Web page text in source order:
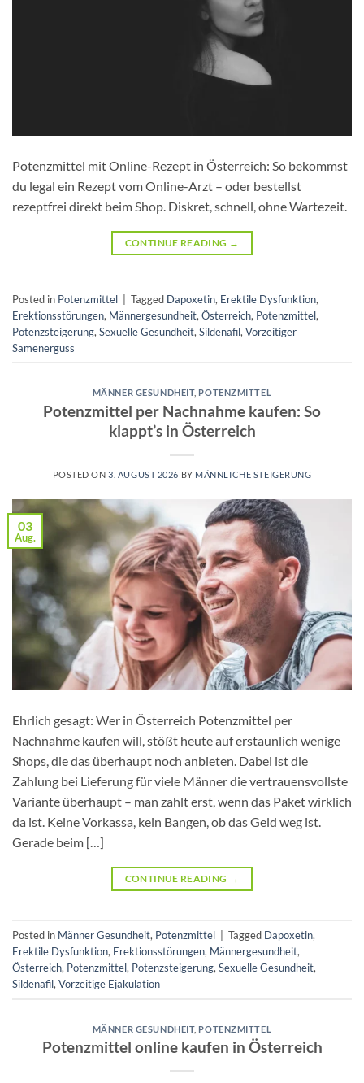
Potenzmittel mit Online-Rezept in Österreich: So bekommst
du legal ein Rezept vom Online-Arzt – oder bestellst
rezeptfrei direkt beim Shop. Diskret, schnell, ohne Wartezeit.
CONTINUE READING →
Posted in Potenzmittel Tagged Dapoxetin, Erektile Dysfunktion,
Erektionsstörungen, Männergesundheit, Österreich, Potenzmittel,
Potenzsteigerung, Sexuelle Gesundheit, Sildenafil, Vorzeitiger
Samenerguss
MÄNNER GESUNDHEIT, POTENZMITTEL
Potenzmittel per Nachnahme kaufen: So
klappt’s in Österreich
POSTED ON3. AUGUST 2026 BY MÄNNLICHE STEIGERUNG
03
Aug.
Ehrlich gesagt: Wer in Österreich Potenzmittel per
Nachnahme kaufen will, stößt heute auf erstaunlich wenige
Shops, die das überhaupt noch anbieten. Dabei ist die
Zahlung bei Lieferung für viele Männer die vertrauensvollste
Variante überhaupt – man zahlt erst, wenn das Paket wirklich
da ist. Keine Vorkassa, kein Bangen, ob das Geld weg ist.
Gerade beim […]
CONTINUE READING →
Posted in Männer Gesundheit, Potenzmittel Tagged Dapoxetin,
Erektile Dysfunktion, Erektionsstörungen, Männergesundheit,
Österreich, Potenzmittel, Potenzsteigerung, Sexuelle Gesundheit,
Sildenafil, Vorzeitige Ejakulation
MÄNNER GESUNDHEIT, POTENZMITTEL
Potenzmittel online kaufen in Österreich